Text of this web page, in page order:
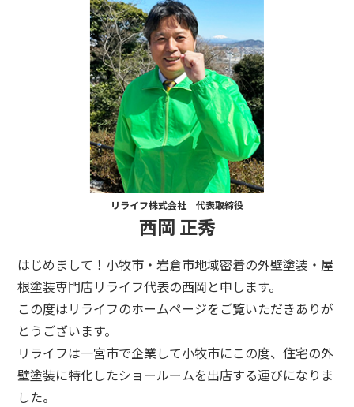
リライフ株式会社 代表取締役
西岡 正秀
はじめまして！小牧市・岩倉市地域密着の外壁塗装・屋
根塗装専門店リライフ代表の西岡と申します。
この度はリライフのホームページをご覧いただきありが
とうございます。
リライフは一宮市で企業して小牧市にこの度、住宅の外
壁塗装に特化したショールームを出店する運びになりま
した。